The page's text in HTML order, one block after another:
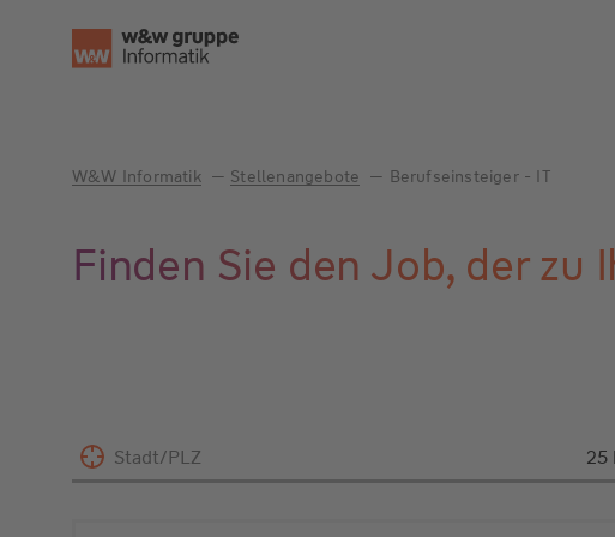
W&W Informatik Stellenangebote Berufseinsteiger - IT
Finden Sie den Job, der zu
Stadt/PLZ